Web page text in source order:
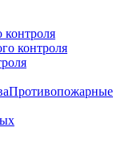
контроля
контроля
Противопожарные